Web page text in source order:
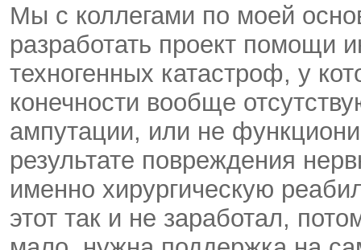
Мы с коллегами по моей
разработать проект помощи
техногенных катастроф, у
конечности вообще
ампутации, или не
результате повреждения
именно хирургическую
этот так и не заработал,